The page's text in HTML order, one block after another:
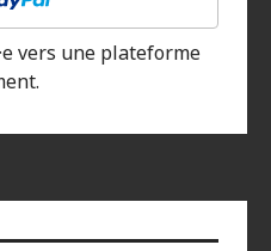
vers une plateforme